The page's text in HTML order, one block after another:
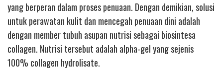
yang berperan dalam proses penuaan. Dengan demikian, solusi
untuk perawatan kulit dan mencegah penuaan dini adalah
dengan member tubuh asupan nutrisi sebagai biosintesa
collagen. Nutrisi tersebut adalah alpha-gel yang sejenis
100% collagen hydrolisate.